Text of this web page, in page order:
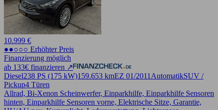
10.999 €
●●○○○ Erhöhter Preis
Finanzierung möglich
ab 133€ finanzieren ↗
Diesel238 PS (175 kW)159.653 kmEZ 01/2011 AutomatikSUV /
Pickup4 Türen
Allrad, Bi-Xenon Scheinwerfer, Einparkhilfe, Einparkhilfe Sensoren
hinten, Einparkhilfe Sensoren vorne, Elektrische Sitze, Garantie,